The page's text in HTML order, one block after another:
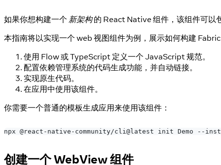
如果你想构建一个 新架构的 React Native 组件，该组件可以
本指南将以实现一个 web 视图组件为例，展示如何构建
使用 Flow 或 TypeScript 定义一个 JavaScript 规范。
配置依赖管理系统的代码生成功能，并自动链接。
实现原生代码。
在应用中使用该组件。
你需要一个普通的模板生成应用来使用该组件：
npx @react-native-community/cli@latest init Demo --
创建一个 WebView 组件